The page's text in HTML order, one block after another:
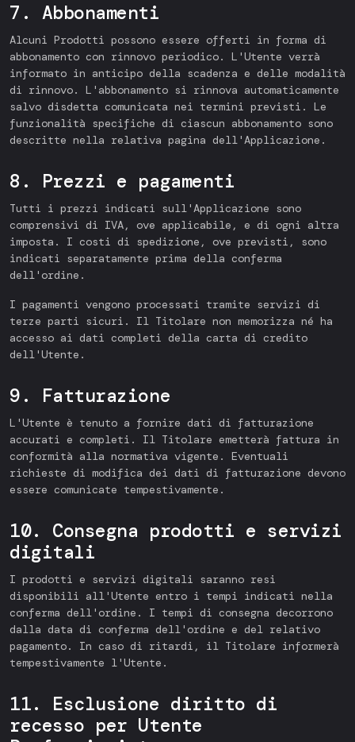
7. Abbonamenti
Alcuni Prodotti possono essere offerti in forma di
abbonamento con rinnovo periodico. L'Utente verrà
informato in anticipo della scadenza e delle modalità
di rinnovo. L'abbonamento si rinnova automaticamente
salvo disdetta comunicata nei termini previsti. Le
funzionalità specifiche di ciascun abbonamento sono
descritte nella relativa pagina dell'Applicazione.
8. Prezzi e pagamenti
Tutti i prezzi indicati sull'Applicazione sono
comprensivi di IVA, ove applicabile, e di ogni altra
imposta. I costi di spedizione, ove previsti, sono
indicati separatamente prima della conferma
dell'ordine.
I pagamenti vengono processati tramite servizi di
terze parti sicuri. Il Titolare non memorizza né ha
accesso ai dati completi della carta di credito
dell'Utente.
9. Fatturazione
L'Utente è tenuto a fornire dati di fatturazione
accurati e completi. Il Titolare emetterà fattura in
conformità alla normativa vigente. Eventuali
richieste di modifica dei dati di fatturazione devono
essere comunicate tempestivamente.
10. Consegna prodotti e servizi
digitali
I prodotti e servizi digitali saranno resi
disponibili all'Utente entro i tempi indicati nella
conferma dell'ordine. I tempi di consegna decorrono
dalla data di conferma dell'ordine e del relativo
pagamento. In caso di ritardi, il Titolare informerà
tempestivamente l'Utente.
11. Esclusione diritto di
recesso per Utente